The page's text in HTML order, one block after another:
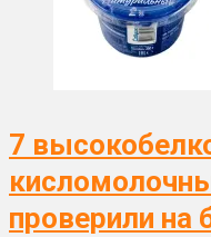
7
проверили на